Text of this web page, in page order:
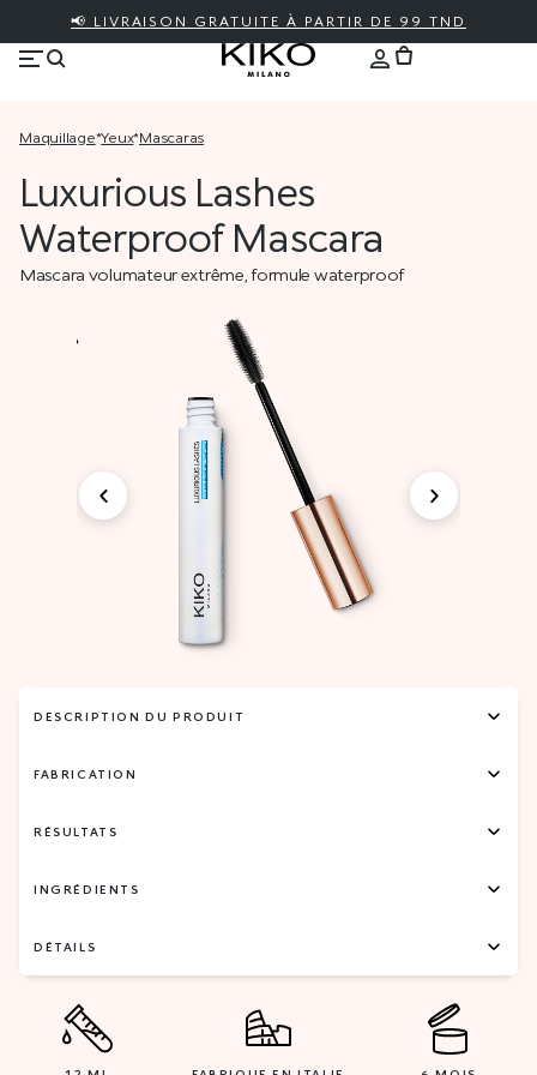
📢 LIVRAISON GRATUITE À PARTIR DE 99 TND
maquillage* yeux* mascaras
Luxurious Lashes
Waterproof Mascara
Mascara volumateur extrême, formule waterproof
DESCRIPTION DU PRODUIT
FABRICATION
RÉSULTATS
INGRÉDIENTS
DÉTAILS